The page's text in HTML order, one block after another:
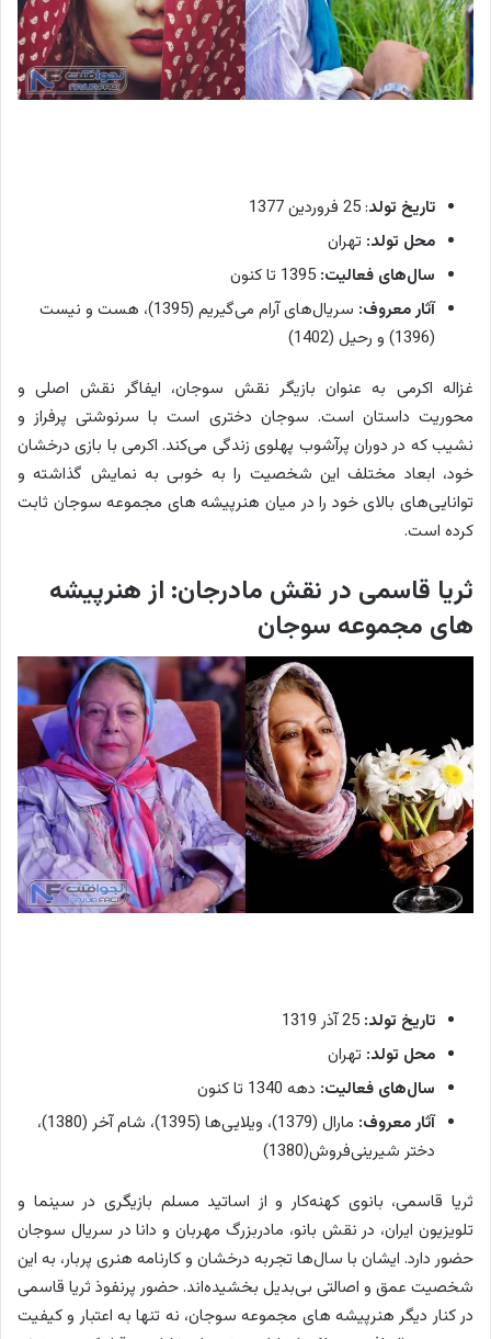
تاریخ تولد: 25 فروردین 1377
محل تولد: تهران
سال‌های فعالیت: 1395 تا کنون
آثار معروف:
سریال‌های آرام می‌گیریم (1395)، هست و نیست
(1396) و رحیل (1402)
غزاله اکرمی به عنوان بازیگر نقش سوجان، ایفاگر نقش اصلی و
محوریت داستان است. سوجان دختری است با سرنوشتی پرفراز و
نشیب که در دوران پرآشوب پهلوی زندگی می‌کند. اکرمی با بازی درخشان
خود، ابعاد مختلف این شخصیت را به خوبی به نمایش گذاشته و
توانایی‌های بالای خود را در میان هنرپیشه‌ های مجموعه سوجان ثابت
کرده است.
ثریا قاسمی در نقش مادرجان: از هنرپیشه
های مجموعه سوجان
تاریخ تولد:
محل تولد: تهران
سال‌های فعالیت: دهه 1340 تا کنون
آثار معروف:
مارال (1379)، ویلایی‌ها (1395)، شام آخر (1380)،
دختر شیرینی‌فروش(1380)
ثریا قاسمی، بانوی کهنه‌کار و از اساتید مسلم بازیگری در سینما و
تلویزیون ایران، در نقش بانو، مادربزرگ مهربان و دانا در سریال سوجان
حضور دارد. ایشان با سال‌ها تجربه درخشان و کارنامه هنری پربار، به این
شخصیت عمق و اصالتی بی‌بدیل بخشیده‌اند. حضور پرنفوذ ثریا قاسمی
در کنار دیگر هنرپیشه ‌های مجموعه سوجان، نه تنها به اعتبار و کیفیت